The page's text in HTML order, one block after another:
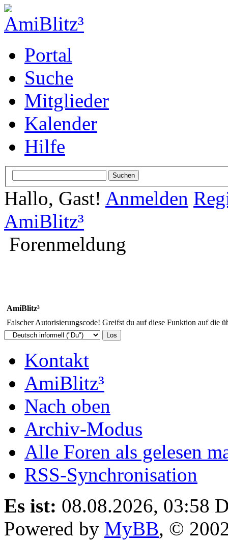
Portal
Suche
Mitglieder
Kalender
Hilfe
Hallo, Gast! Anmelden
AmiBlitz³
Forenmeldung
AmiBlitz³
Falscher Autorisierungscode! Greifst du auf diese Funktion auf die
Kontakt
AmiBlitz³
Nach oben
Archiv-Modus
Alle Foren als gelesen
RSS-Synchronisation
Es ist: 08.08.2026, 03:58
Powered by MyBB, ©